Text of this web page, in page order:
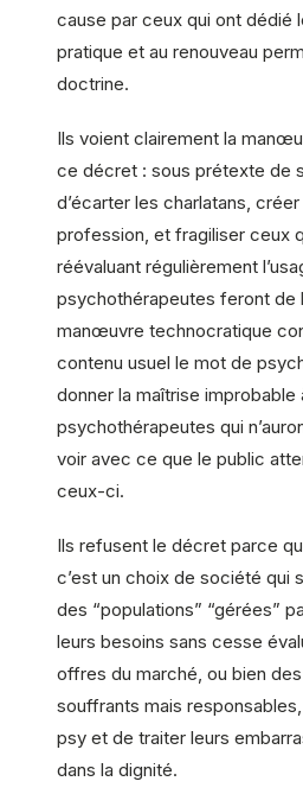
cause par ceux qui ont dédié
pratique et au renouveau
doctrine.
Ils voient clairement la
ce décret : sous prétexte de
d’écarter les charlatans,
profession, et fragiliser ceux
réévaluant régulièrement
psychothérapeutes feront de
manœuvre technocratique
contenu usuel le mot de
donner la maîtrise improbable
psychothérapeutes qui
voir avec ce que le public
ceux-ci.
Ils refusent le décret parce
c’est un choix de société qui
des “populations” “gérées”
leurs besoins sans cesse
offres du marché, ou bien
souffrants mais
psy et de traiter leurs
dans la dignité.